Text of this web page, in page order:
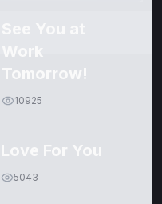
Work
Tomorrow!
10925
Love For You
5043